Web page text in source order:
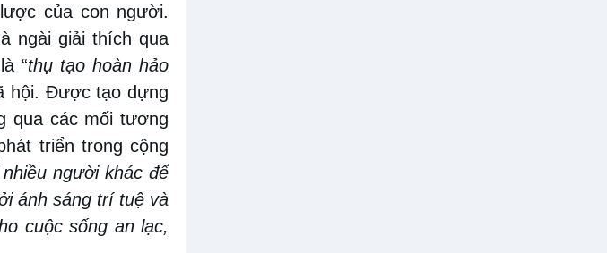
lượccủa con người.
ngài giải thích qua
là “thụ tạo hoàn hảo
hội. Được tạo dựng
qua các mối tương
triển trong cộng
người khác để
ánh sáng trí tuệ và
cuộc sống an lạc,